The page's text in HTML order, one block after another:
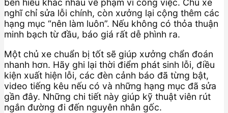
bên hiểu khác nhau về phạm vi công việc. Chủ xe
nghĩ chỉ sửa lỗi chính, còn xưởng lại cộng thêm các
hạng mục “nên làm luôn”. Nếu không có thỏa thuận
minh bạch từ đầu, báo giá rất dễ phình ra.
Một chủ xe chuẩn bị tốt sẽ giúp xưởng chẩn đoán
nhanh hơn. Hãy ghi lại thời điểm phát sinh lỗi, điều
kiện xuất hiện lỗi, các đèn cảnh báo đã từng bật,
video tiếng kêu nếu có và những hạng mục đã sửa
gần đây. Những chi tiết này giúp kỹ thuật viên rút
ngắn đường đi đến nguyên nhân gốc.